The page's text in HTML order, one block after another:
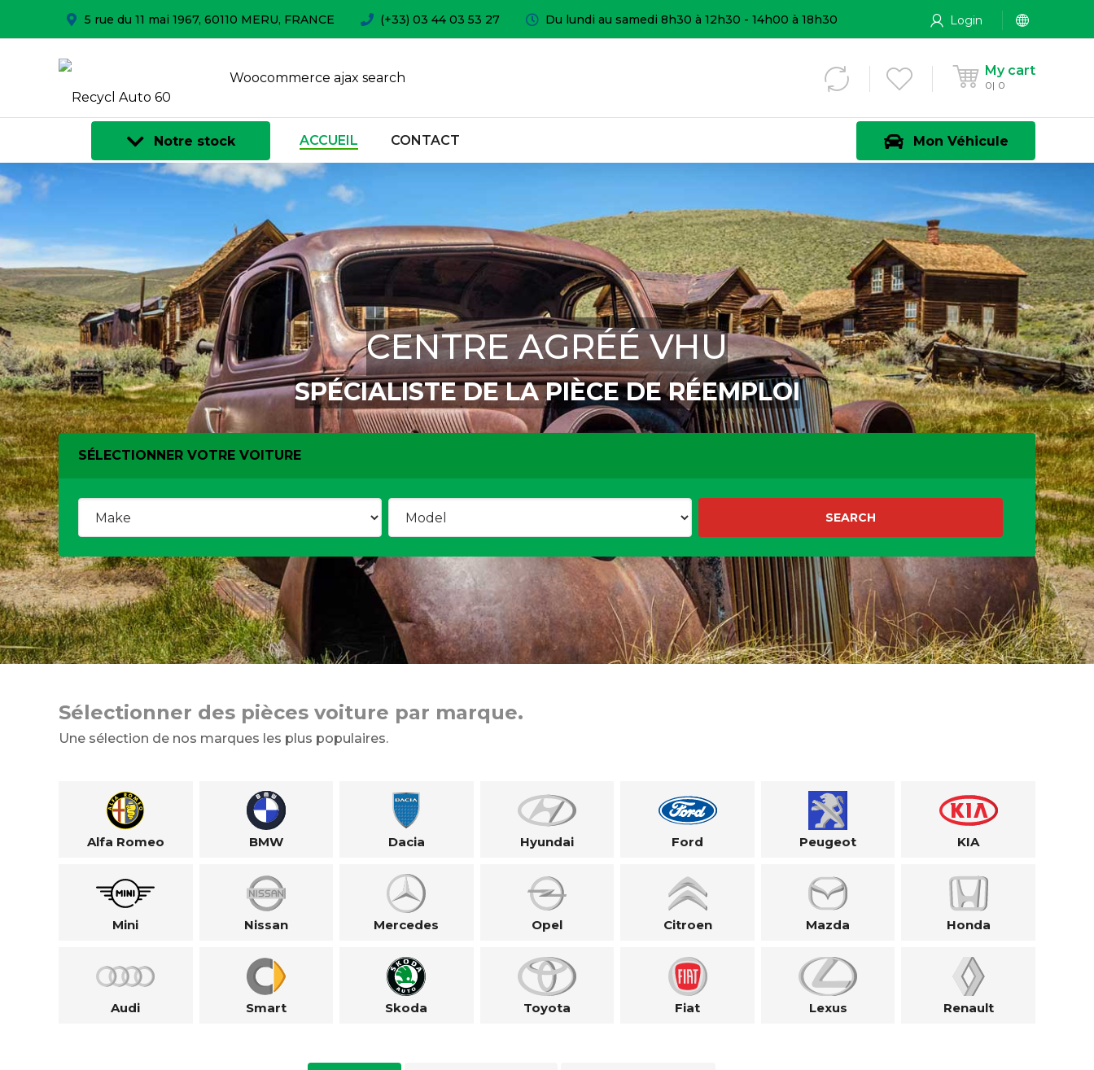
5 rue du 11 mai 1967, 60110 MERU, FRANCE (+33) 03 44 03 53 27 Du lundi au samedi 8h30 à 12h30 - 14h00 à 18h30 Login
Woocommerce ajax search My cart
0 0
Mon Véhicule
Notre stock ACCUEIL CONTACT
CENTRE AGRÉÉ VHU
SPÉCIALISTE DE LA PIÈCE DE RÉEMPLOI
SÉLECTIONNER VOTRE VOITURE
Sélectionner des pièces voiture par marque.
Une sélection de nos marques les plus populaires.
Alfa Romeo BMW Dacia Hyundai Ford Peugeot KIA
Mini Nissan Mercedes Opel Citroen Mazda Honda
Audi Smart Skoda Toyota Fiat Lexus Renault